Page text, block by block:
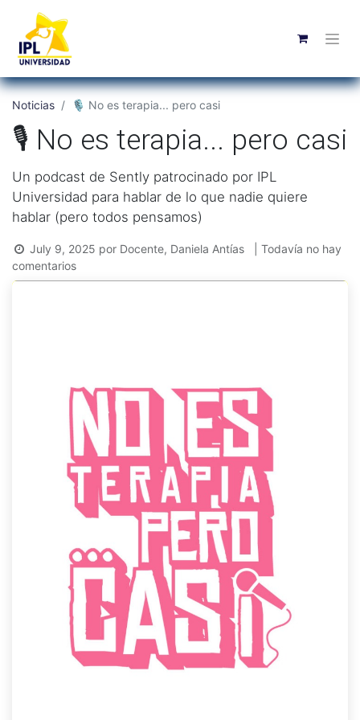
Noticias 🎙️ No es terapia... pero casi
🎙️ No es terapia... pero casi
Un podcast de Sently patrocinado por IPL
Universidad para hablar de lo que nadie quiere
hablar (pero todos pensamos)
July 9, 2025 por Docente, Daniela Antías
| Todavía no hay
comentarios